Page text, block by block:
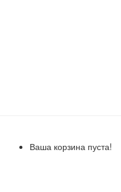
Ваша корзина пуста!